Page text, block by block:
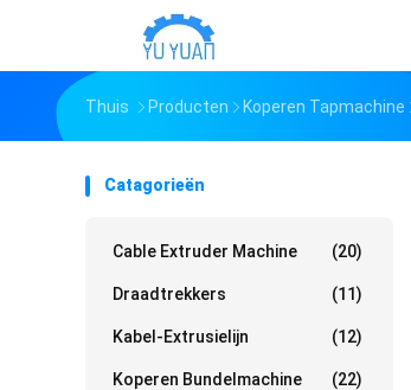
Thuis Producten Koperen Tapmachine
Catagorieën
Cable Extruder Machine (20)
Draadtrekkers (11)
Kabel-Extrusielijn (12)
Koperen Bundelmachine (22)